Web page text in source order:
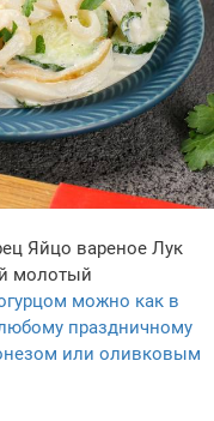
Яйцо вареное Лук
молотый
можно как в
праздничному
или оливковым